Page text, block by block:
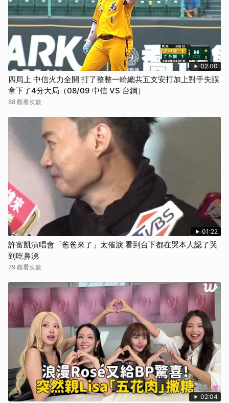
02:00
四局上 中信火力全開 打了整整一輪總共五支安打加上對手失誤
拿下了4分大局（08/09 中信 VS 台鋼）
88 觀看次數
01:22
許富凱演唱會「爸爸來了」太催淚 看到台下都在哭本人認了哭
到吃鼻涕
79 觀看次數
02:04